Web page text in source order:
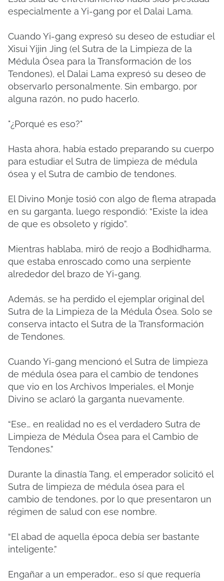
especialmente a Yi-gang por el Dalai Lama.
Cuando Yi-gang expresó su deseo de estudiar el
Xisui Yijin Jing (el Sutra de la Limpieza de la
Médula Ósea para la Transformación de los
Tendones), el Dalai Lama expresó su deseo de
observarlo personalmente. Sin embargo, por
alguna razón, no pudo hacerlo.
"¿Porqué es eso?"
Hasta ahora, había estado preparando su cuerpo
para estudiar el Sutra de limpieza de médula
ósea y el Sutra de cambio de tendones.
El Divino Monje tosió con algo de flema atrapada
en su garganta, luego respondió: “Existe la idea
de que es obsoleto y rígido”.
Mientras hablaba, miró de reojo a Bodhidharma,
que estaba enroscado como una serpiente
alrededor del brazo de Yi-gang.
Además, se ha perdido el ejemplar original del
Sutra de la Limpieza de la Médula Ósea. Solo se
conserva intacto el Sutra de la Transformación
de Tendones.
Cuando Yi-gang mencionó el Sutra de limpieza
de médula ósea para el cambio de tendones
que vio en los Archivos Imperiales, el Monje
Divino se aclaró la garganta nuevamente.
“Ese… en realidad no es el verdadero Sutra de
Limpieza de Médula Ósea para el Cambio de
Tendones.”
Durante la dinastía Tang, el emperador solicitó el
Sutra de limpieza de médula ósea para el
cambio de tendones, por lo que presentaron un
régimen de salud con ese nombre.
“El abad de aquella época debía ser bastante
inteligente.”
Engañar a un emperador... eso sí que requería